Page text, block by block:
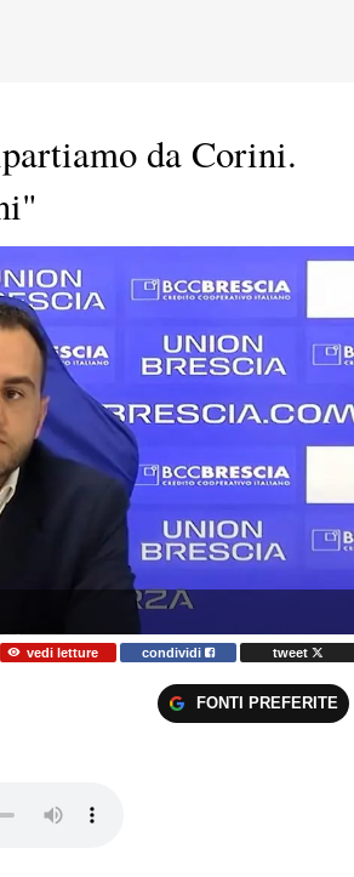
da Corini.
vedi letture condividi
tweet
FONTI PREFERITE